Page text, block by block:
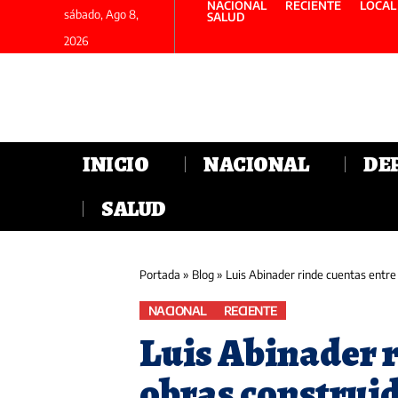
sábado, Ago 8,
2026
NACIONAL RECIENTE
LOCAL
SALUD
INICIO NACIONAL
SALUD
Portada » Blog» Luis Abinader rinde cuentas
NACIONAL RECIENTE
Luis Abinader